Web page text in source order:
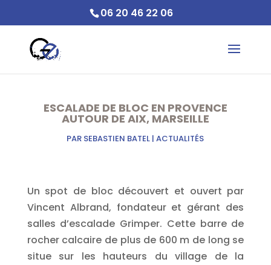
06 20 46 22 06
ESCALADE DE BLOC EN PROVENCE
AUTOUR DE AIX, MARSEILLE
PAR SEBASTIEN BATEL |ACTUALITÉS
Un spot de bloc découvert et ouvert par
Vincent Albrand, fondateur et gérant des
salles d’escalade Grimper. Cette barre de
rocher calcaire de plus de 600 m de long se
situe sur les hauteurs du village de la